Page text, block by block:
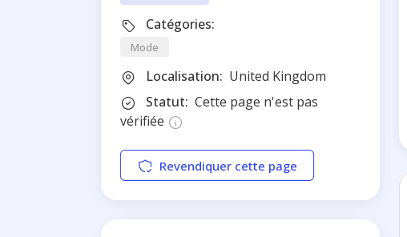
Catégories:
Mode
Localisation: United Kingdom
Statut: Cette page n'est pas
vérifiée
Revendiquer cette page